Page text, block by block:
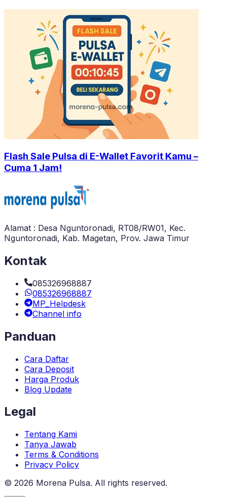
Flash Sale Pulsa di E-Wallet Favorit Kamu –
Cuma 1 Jam!
Alamat : Desa Nguntoronadi, RT08/RW01, Kec.
Nguntoronadi, Kab. Magetan, Prov. Jawa Timur
Kontak
085326968887
085326968887
MP_Helpdesk
Channel info
Panduan
Cara Daftar
Cara Deposit
Harga Produk
Blog Update
Legal
Tentang Kami
Tanya Jawab
Terms & Conditions
Privacy Policy
© 2026 Morena Pulsa. All rights reserved.